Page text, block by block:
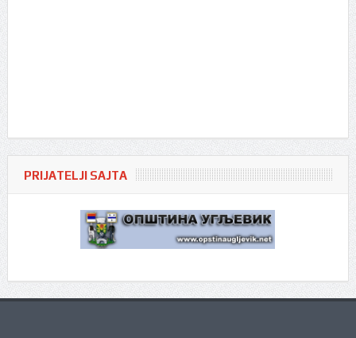
PRIJATELJI SAJTA